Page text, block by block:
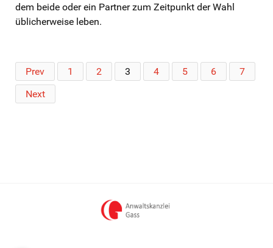
dem beide oder ein Partner zum Zeitpunkt der Wahl
üblicherweise leben.
Prev 1 2 3 4 5 6
7
Next